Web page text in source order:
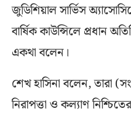
জুডিশিয়াল সার্ভিস
বার্ষিক কাউন্সিলে প্রধান
একথা বলেন।
শেখ হাসিনা বলেন, তারা
নিরাপত্তা ও কল্যাণ